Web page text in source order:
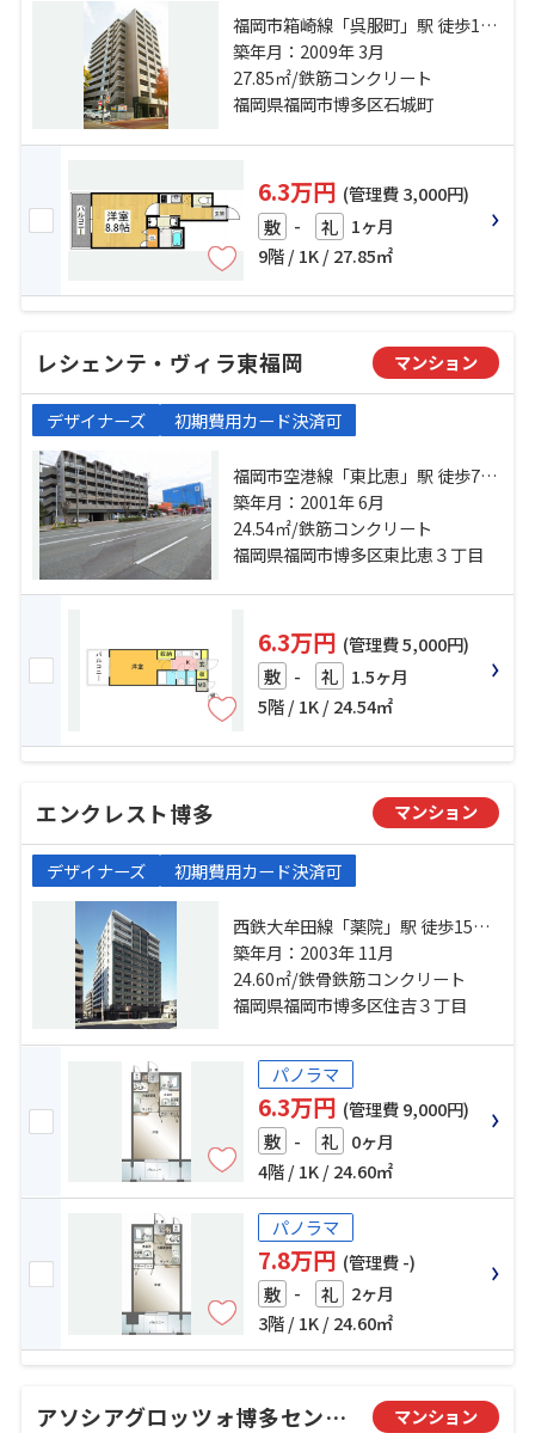
福岡市箱崎線「呉服町」駅 徒歩12
分 福岡市箱崎線「千代県庁口」
駅 徒歩14分 福岡市空港線「中洲川
端」駅 徒歩19分
築年月：2009年 3月
27.85㎡/鉄筋コンクリート
福岡県福岡市博多区石城町
6.3万円 (管理費 3,000円)
敷 - 礼 1ヶ月
9階 / 1K / 27.85㎡
レシェンテ・ヴィラ東福岡 マンション
デザイナーズ 初期費用カード決済可
福岡市空港線「東比恵」駅 徒歩7分
鹿児島本線「博多」駅 徒歩20分 鹿
児島本線「吉塚」駅 徒歩22分
築年月：2001年 6月
24.54㎡/鉄筋コンクリート
福岡県福岡市博多区東比恵３丁目
6.3万円 (管理費 5,000円)
敷 - 礼 1.5ヶ月
5階 / 1K / 24.54㎡
エンクレスト博多 マンション
デザイナーズ 初期費用カード決済可
西鉄大牟田線「薬院」駅 徒歩15分
鹿児島本線「博多」駅 徒歩17分 西
鉄大牟田線「西鉄平尾」駅 徒歩25
分
築年月：2003年 11月
24.60㎡/鉄骨鉄筋コンクリート
福岡県福岡市博多区住吉３丁目
パノラマ
6.3万円 (管理費 9,000円)
敷 - 礼 0ヶ月
4階 / 1K / 24.60㎡
パノラマ
7.8万円 (管理費 -)
敷 - 礼 2ヶ月
3階 / 1K / 24.60㎡
アソシアグロッツォ博多セントラルタワー マンション